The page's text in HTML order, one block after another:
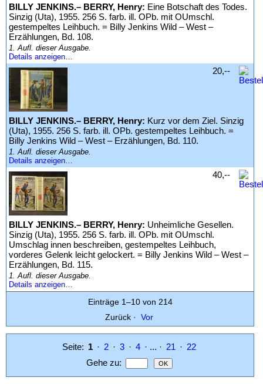
BILLY JENKINS.– BERRY, Henry: Eine Botschaft des Todes.
Sinzig (Uta), 1955. 256 S. farb. ill. OPb. mit OUmschl.
gestempeltes Leihbuch. = Billy Jenkins Wild – West –
Erzählungen, Bd. 108.
1. Aufl. dieser Ausgabe.
Details anzeigen…
BILLY JENKINS.– BERRY, Henry: Kurz vor dem Ziel. Sinzig
(Uta), 1955. 256 S. farb. ill. OPb. gestempeltes Leihbuch. =
Billy Jenkins Wild – West – Erzählungen, Bd. 110.
1. Aufl. dieser Ausgabe.
Details anzeigen…
20,--
BILLY JENKINS.– BERRY, Henry: Unheimliche Gesellen.
Sinzig (Uta), 1955. 256 S. farb. ill. OPb. mit OUmschl.
Umschlag innen beschreiben, gestempeltes Leihbuch,
vorderes Gelenk leicht gelockert. = Billy Jenkins Wild – West –
Erzählungen, Bd. 115.
1. Aufl. dieser Ausgabe.
Details anzeigen…
40,--
Einträge 1–10 von 214
Zurück· Vor
Seite: 1 · 2 · 3 · 4 · ... · 21 · 22
Gehe zu: